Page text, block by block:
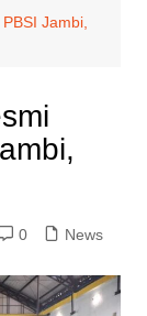
Jambi,
0 News